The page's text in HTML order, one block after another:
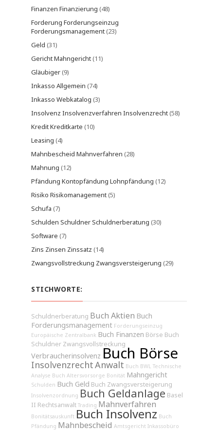
Finanzen Finanzierung (48)
Forderung Forderungseinzug
Forderungsmanagement(23)
Geld (31)
Gericht Mahngericht(11)
Gläubiger(9)
Inkasso Allgemein (74)
Inkasso Webkatalog (3)
Insolvenz Insolvenzverfahren Insolvenzrecht(58)
Kredit Kreditkarte (10)
Leasing (4)
Mahnbescheid Mahnverfahren (28)
Mahnung (12)
Pfändung Kontopfändung Lohnpfändung (12)
Risiko Risikomanagement(5)
Schufa (7)
Schulden Schuldner Schuldnerberatung (30)
Software (7)
Zins Zinsen Zinssatz (14)
Zwangsvollstreckung Zwangsversteigerung (29)
STICHWORTE:
Schuldnerberatung Buch Aktien Buch
Forderungsmanagement Forderungseinzug
Europäische Zentralbank Buch Finanzen Börse Buch
Schuldner Zwangsvollstreckung
Verbraucherinsolvenz Buch Börse
InsolvenzrechtAnwalt Buch BWL Technische
Analyse Buch Altersvorsorge Bonität Mahngericht
Schulden Buch Geld Buch Zwangsversteigerung
Insolvenzordnung Buch Geldanlage Basel
II Rechtsanwalt Trading Mahnverfahren
Bonitätsauskunft Buch Insolvenz Buch
Pfändung Mahnbescheid Amtsgericht Inkassobüro